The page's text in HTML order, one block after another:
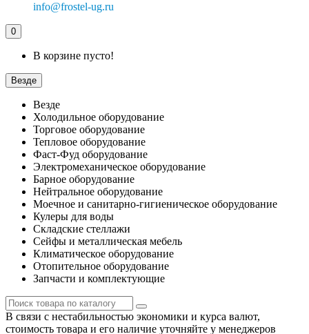
info@frostel-ug.ru
0
В корзине пусто!
Везде
Везде
Холодильное оборудование
Торговое оборудование
Тепловое оборудование
Фаст-Фуд оборудование
Электромеханическое оборудование
Барное оборудование
Нейтральное оборудование
Моечное и санитарно-гигиеническое оборудование
Кулеры для воды
Складские стеллажи
Сейфы и металлическая мебель
Климатическое оборудование
Отопительное оборудование
Запчасти и комплектующие
В связи с нестабильностью экономики и курса валют,
стоимость товара и его наличие уточняйте у менеджеров